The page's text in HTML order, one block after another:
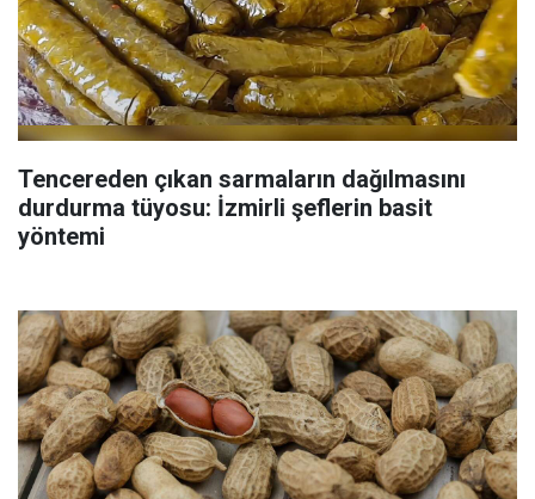
Tencereden çıkan sarmaların dağılmasını
durdurma tüyosu: İzmirli şeflerin basit
yöntemi